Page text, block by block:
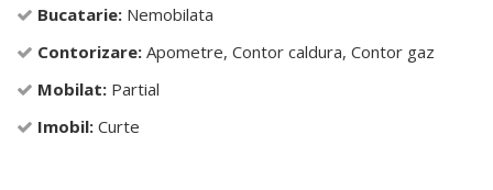
Bucatarie: Nemobilata
Contorizare: Apometre, Contor caldura, Contor gaz
Mobilat: Partial
Imobil: Curte